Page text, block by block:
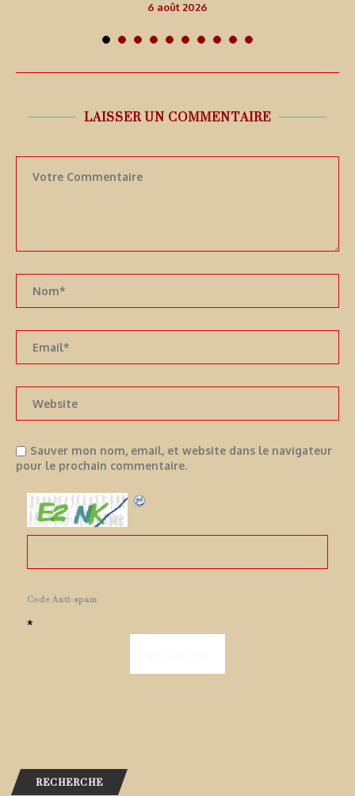
6 août 2026
LAISSER UN COMMENTAIRE
Sauver mon nom, email, et website dans le navigateur
pour le prochain commentaire.
Code Anti-spam
*
RECHERCHE